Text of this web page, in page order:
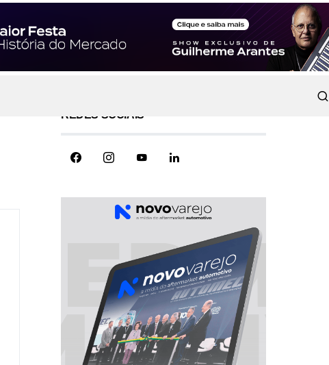
REDES SOCIAIS